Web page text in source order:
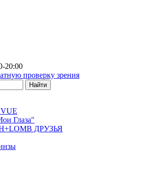
20:00
проверку зрения
Глаза"
ДРУЗЬЯ